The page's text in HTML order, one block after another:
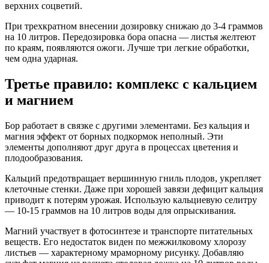
верхних соцветий.
При трехкратном внесении дозировку снижаю до 3-4 граммов
на 10 литров. Передозировка бора опасна — листья желтеют
по краям, появляются ожоги. Лучше три легкие обработки,
чем одна ударная.
Третье правило: комплекс с кальцием
и магнием
Бор работает в связке с другими элементами. Без кальция и
магния эффект от борных подкормок неполный. Эти
элементы дополняют друг друга в процессах цветения и
плодообразования.
Кальций предотвращает вершинную гниль плодов, укрепляет
клеточные стенки. Даже при хорошей завязи дефицит кальция
приводит к потерям урожая. Использую кальциевую селитру
— 10-15 граммов на 10 литров воды для опрыскивания.
Магний участвует в фотосинтезе и транспорте питательных
веществ. Его недостаток виден по межжилковому хлорозу
листьев — характерному мраморному рисунку. Добавляю